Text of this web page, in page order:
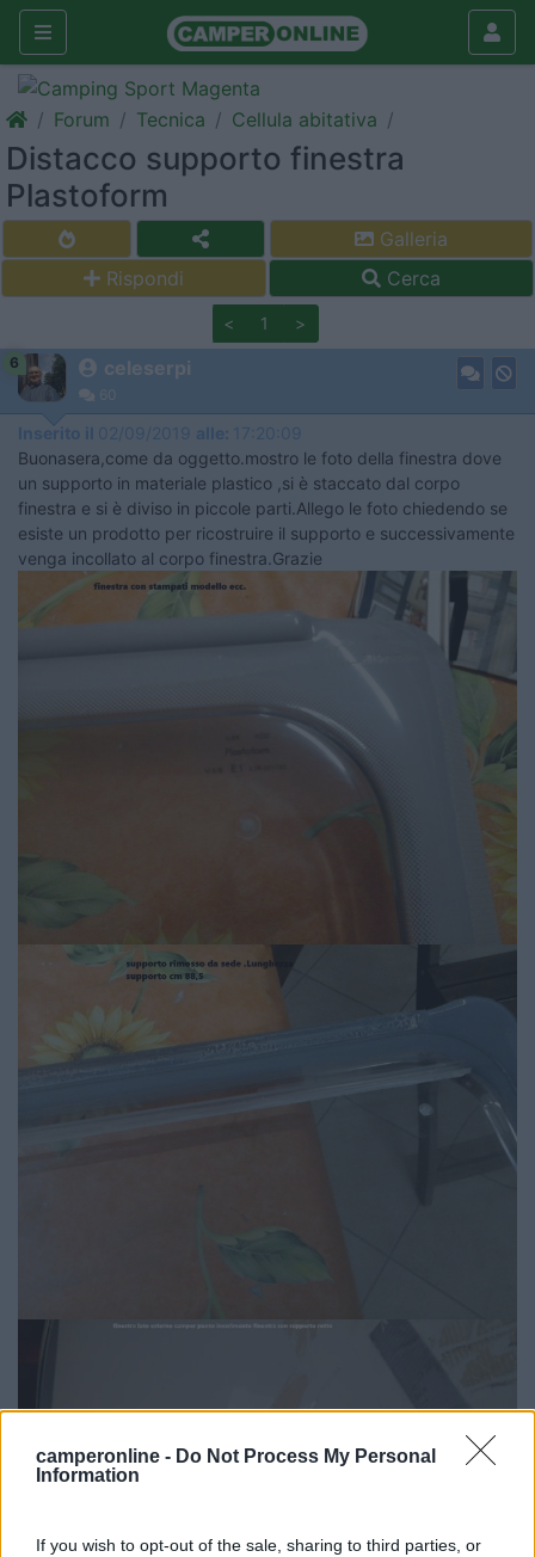
camperonline - Do Not Process My Personal
Information
If you wish to opt-out of the sale, sharing to third parties, or
Forum Tecnica Cellula abitativa
Distacco supporto finestra
Plastoform
Galleria
Rispondi
Cerca
< 1 >
6 celeserpi
60
Inserito il 02/09/2019 alle: 17:20:09
Buonasera,come da oggetto.mostro le foto della finestra dove
un supporto in materiale plastico ,si è staccato dal corpo
finestra e si è diviso in piccole parti.Allego le foto chiedendo se
esiste un prodotto per ricostruire il supporto e successivamente
venga incollato al corpo finestra.Grazie